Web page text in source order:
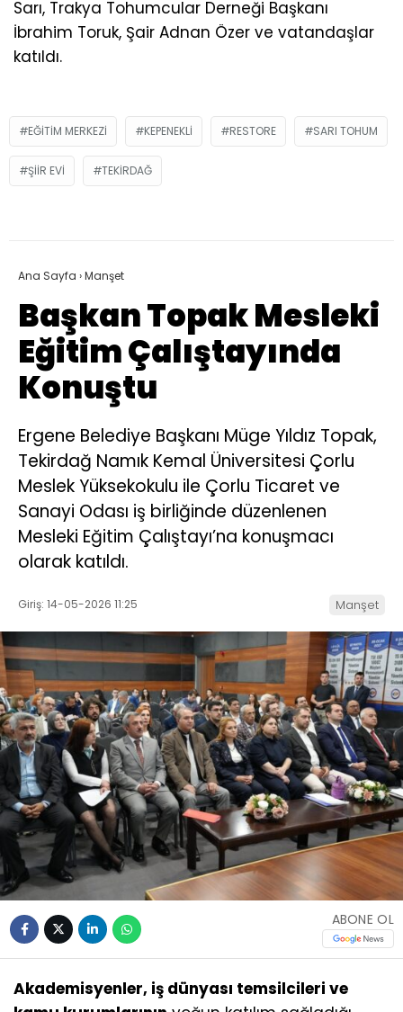
Sarı, Trakya Tohumcular Derneği Başkanı
İbrahim Toruk, Şair Adnan Özer ve vatandaşlar
katıldı.
EĞITIM MERKEZI KEPENEKLI RESTORE SARI TOHUM
ŞIIR EVI TEKIRDAĞ
Ana Sayfa ›Manşet
Başkan Topak Mesleki
Eğitim Çalıştayında
Konuştu
Ergene Belediye Başkanı Müge Yıldız Topak,
Tekirdağ Namık Kemal Üniversitesi Çorlu
Meslek Yüksekokulu ile Çorlu Ticaret ve
Sanayi Odası iş birliğinde düzenlenen
Mesleki Eğitim Çalıştayı’na konuşmacı
olarak katıldı.
Giriş: 14-05-2026 11:25 Manşet
ABONE OL
Akademisyenler, iş dünyası temsilcileri ve